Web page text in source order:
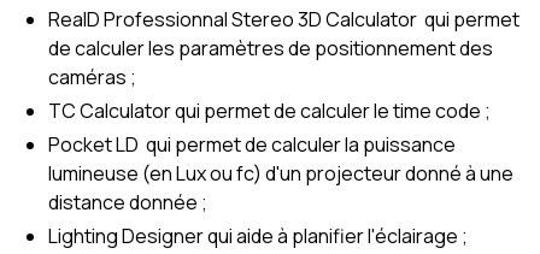
RealD Professionnal Stereo 3D Calculator qui permet
de calculer les paramètres de positionnement des
caméras ;
TC Calculator qui permet de calculer le time code ;
Pocket LD qui permet de calculer la puissance
lumineuse (en Lux ou fc) d'un projecteur donné à une
distance donnée ;
Lighting Designer qui aide à planifier l'éclairage ;